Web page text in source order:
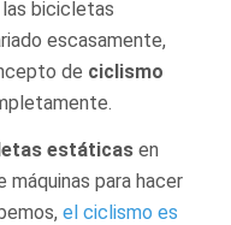
bicicletas
escasamente,
de ciclismo
estáticas en
para hacer
el ciclismo es